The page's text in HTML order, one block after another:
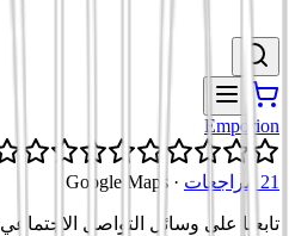
Emporion
21 مراجعات
·
Google Maps
تابعنا على وسائل التواصل الاجتماعي